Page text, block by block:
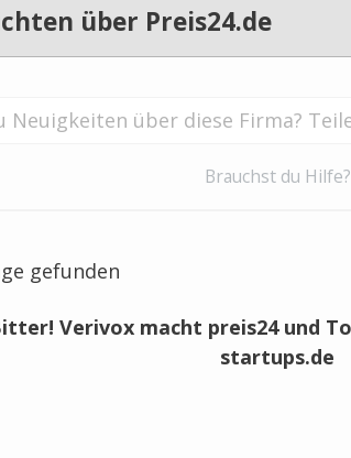
über Preis24.de
Brauchst du Hilfe?
gefunden